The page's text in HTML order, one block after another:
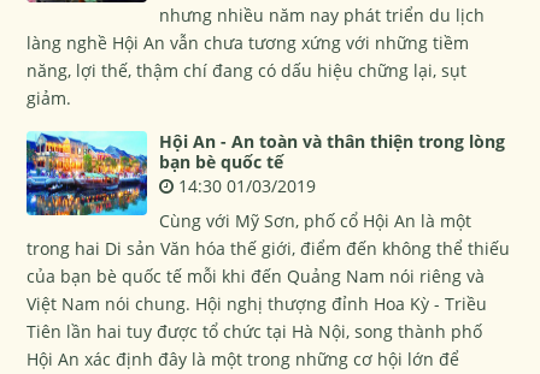
nhưng nhiều năm nay phát triển du lịch
làng nghề Hội An vẫn chưa tương xứng với những tiềm
năng, lợi thế, thậm chí đang có dấu hiệu chững lại, sụt
giảm.
Hội An - An toàn và thân thiện trong lòng
bạn bè quốc tế
14:30 01/03/2019
Cùng với Mỹ Sơn, phố cổ Hội An là một
trong hai Di sản Văn hóa thế giới, điểm đến không thể thiếu
của bạn bè quốc tế mỗi khi đến Quảng Nam nói riêng và
Việt Nam nói chung. Hội nghị thượng đỉnh Hoa Kỳ - Triều
Tiên lần hai tuy được tổ chức tại Hà Nội, song thành phố
Hội An xác định đây là một trong những cơ hội lớn để